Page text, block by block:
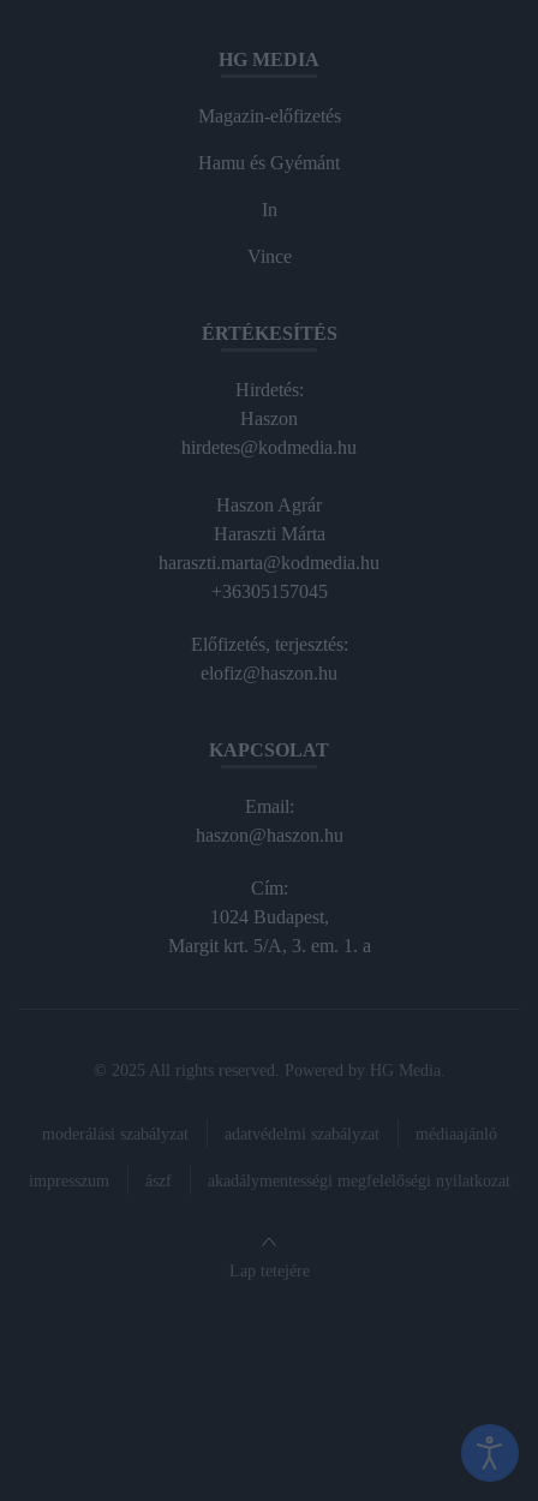
HG MEDIA
Magazin-előfizetés
Hamu és Gyémánt
In
Vince
ÉRTÉKESÍTÉS
Hirdetés:
Haszon
hirdetes@kodmedia.hu
Haszon Agrár
Haraszti Márta
haraszti.marta@kodmedia.hu
+36305157045
Előfizetés, terjesztés:
elofiz@haszon.hu
KAPCSOLAT
Email:
haszon@haszon.hu
Cím:
1024 Budapest,
Margit krt. 5/A, 3. em. 1. a
© 2025 All rights reserved. Powered by HG Media
moderálási szabályzat adatvédelmi szabályzat médiaajánló
impresszum ászf akadálymentességi megfelelőségi nyilatkozat
Lap tetejére